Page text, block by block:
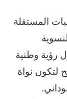
المستقلة
رؤية وطنية
لتكون نواة